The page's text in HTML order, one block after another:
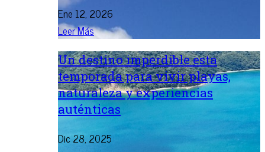
Ene 12, 2026
Leer Más
Un destino imperdible esta
temporada para vivir playas,
naturaleza y experiencias
auténticas
Dic 28, 2025